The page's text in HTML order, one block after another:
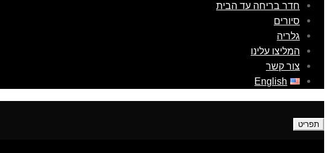
חדר בריחה עד הבית
סיורים
גלריה
המליצו עלינו
צור קשר
English
תפריט